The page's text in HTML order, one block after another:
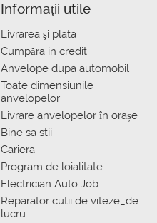
Informații utile
Livrarea şi plata
Сumpăra in credit
Anvelope dupa automobil
Toate dimensiunile
anvelopelor
Livrare anvelopelor în orașe
Bine sa stii
Cariera
Program de loialitate
Electrician Auto Job
Reparator cutii de viteze_de
lucru